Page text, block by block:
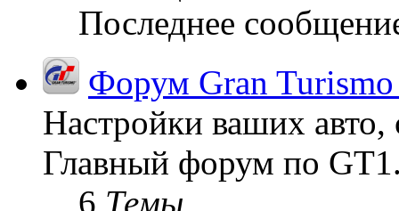
Последнее
Форум Gran
Настройки ваших авто,
Главный форум по
6 Темы